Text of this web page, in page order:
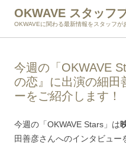
OKWAVE スタッフ
OKWAVEに関わる最新情報をスタッフが
今週の「OKWAVE
の恋』に出演の細田
ーをご紹介します！
今週の「OKWAVE Stars」は
田善彦さんへのインタビュー